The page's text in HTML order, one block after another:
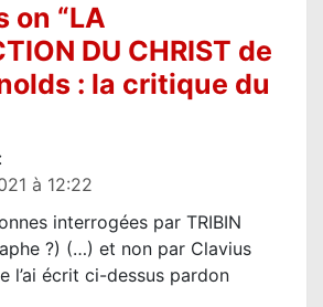
on “LA
DU CHRIST de
: la critique du
à 12:22
interrogées par TRIBIN
?) (…) et non par Clavius
l’ai écrit ci-dessus pardon